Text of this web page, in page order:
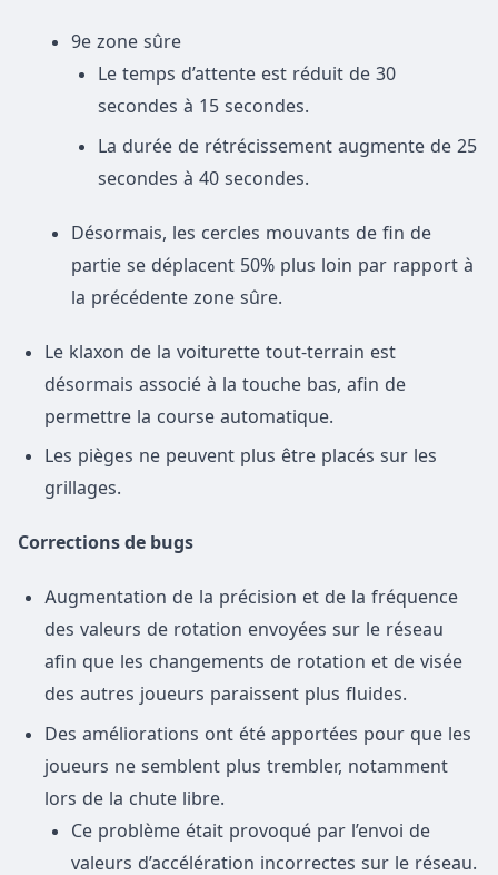
9e zone sûre
Le temps d’attente est réduit de 30
secondes à 15 secondes.
La durée de rétrécissement augmente de 25
secondes à 40 secondes.
Désormais, les cercles mouvants de fin de
partie se déplacent 50% plus loin par rapport à
la précédente zone sûre.
Le klaxon de la voiturette tout-terrain est
désormais associé à la touche bas, afin de
permettre la course automatique.
Les pièges ne peuvent plus être placés sur les
grillages.
Corrections de bugs
Augmentation de la précision et de la fréquence
des valeurs de rotation envoyées sur le réseau
afin que les changements de rotation et de visée
des autres joueurs paraissent plus fluides.
Des améliorations ont été apportées pour que les
joueurs ne semblent plus trembler, notamment
lors de la chute libre.
Ce problème était provoqué par l’envoi de
valeurs d’accélération incorrectes sur le réseau.